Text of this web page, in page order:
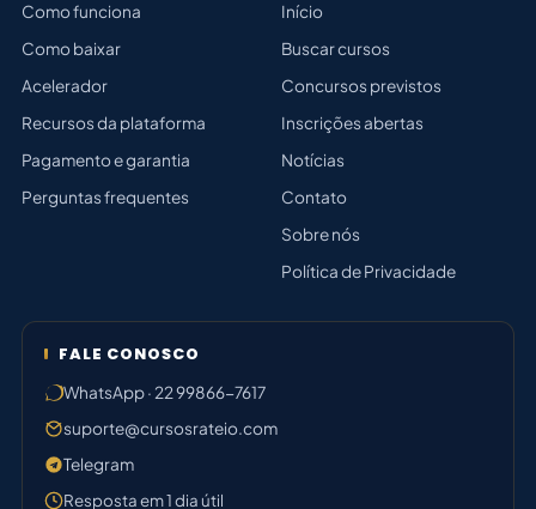
Como funciona
Como baixar
Acelerador
Recursos da plataforma
Pagamento e garantia
Perguntas frequentes
Início
Buscar cursos
Concursos previstos
Inscrições abertas
Notícias
Contato
Sobre nós
Política de Privacidade
FALE CONOSCO
WhatsApp · 22 99866-7617
suporte@cursosrateio.com
Telegram
Resposta em 1 dia útil